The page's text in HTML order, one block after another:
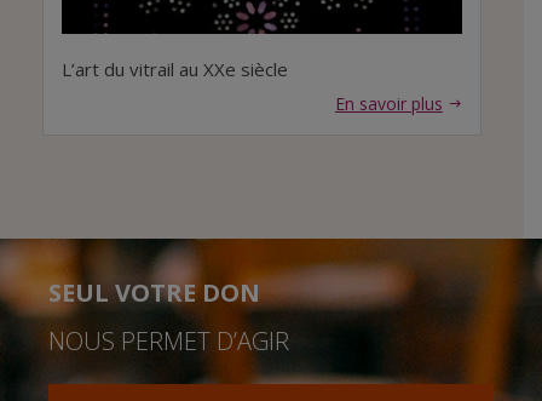
L’art du vitrail au XXe siècle
En savoir plus
SEUL VOTRE DON
NOUS PERMET D’AGIR